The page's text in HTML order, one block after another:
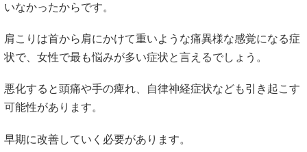
いなかったからです。
肩こりは首から肩にかけて重いような痛異様な感覚になる症
状で、女性で最も悩みが多い症状と言えるでしょう。
悪化すると頭痛や手の痺れ、自律神経症状なども引き起こす
可能性があります。
早期に改善していく必要があります。